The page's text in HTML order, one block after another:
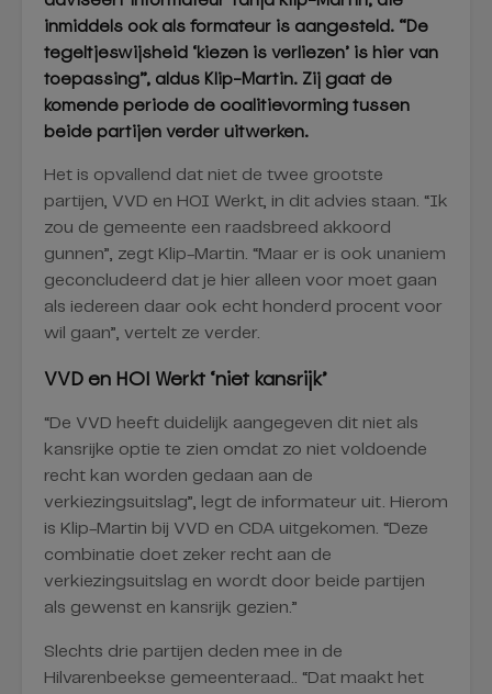
inmiddels ook als formateur is aangesteld. “De
tegeltjeswijsheid ‘kiezen is verliezen’ is hier van
toepassing”, aldus Klip-Martin. Zij gaat de
komende periode de coalitievorming tussen
beide partijen verder uitwerken.
Het is opvallend dat niet de twee grootste
partijen, VVD en HOI Werkt, in dit advies staan. “Ik
zou de gemeente een raadsbreed akkoord
gunnen”, zegt Klip-Martin. “Maar er is ook unaniem
geconcludeerd dat je hier alleen voor moet gaan
als iedereen daar ook echt honderd procent voor
wil gaan”, vertelt ze verder.
VVD en HOI Werkt ‘niet kansrijk’
“De VVD heeft duidelijk aangegeven dit niet als
kansrijke optie te zien omdat zo niet voldoende
recht kan worden gedaan aan de
verkiezingsuitslag”, legt de informateur uit. Hierom
is Klip-Martin bij VVD en CDA uitgekomen. “Deze
combinatie doet zeker recht aan de
verkiezingsuitslag en wordt door beide partijen
als gewenst en kansrijk gezien.”
Slechts drie partijen deden mee in de
Hilvarenbeekse gemeenteraad.. “Dat maakt het